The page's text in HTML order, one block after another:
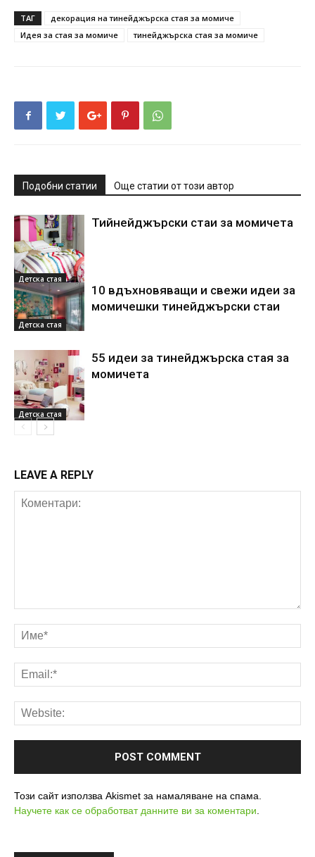
ТАГ
декорация на тинейджърска стая за момиче
Идея за стая за момиче
тинейджърска стая за момиче
Подобни статии Още статии от този автор
Детска стая
Тийнейджърски стаи за момичета
Детска стая
10 вдъхновяващи и свежи идеи за
момичешки тинейджърски стаи
Детска стая
55 идеи за тинейджърска стая за
момичета
LEAVE A REPLY
Този сайт използва Akismet за намаляване на спама.
Научете как се обработват данните ви за коментари